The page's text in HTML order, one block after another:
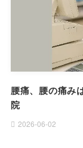
腰痛、腰の痛み
院
2026-06-02